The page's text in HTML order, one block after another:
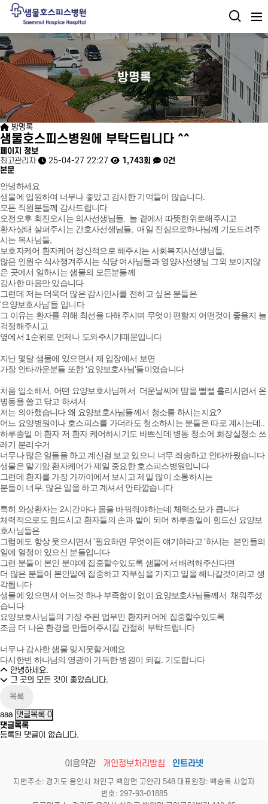
방명록
방명록
샘물호스피스병원에 부탁드립니다 ^^
페이지 정보
최고관리자
25-04-27 22:27 1,743회
0건
본문
안녕하세요
샘물에 입원하여 너무나 좋았고 감사한 기억들이 많습니다.
모든 직원분들께 감사드립니다
오전오후 회진오시는 의사선생님들, 늘 곁에서 따뜻한위로해주시고
환자상태 살펴주시는 간호사선생님들, 매일 진심으로하나님께 기도드려주
시는 목사님들,
보호자케어 환자케어 정신적으로 해주시는 사회복지사선생님들,
많은 인원수 식사챙겨주시는 식당 여사님들과 영양사선생님 그외 보이지않
은 곳에서 일하시는 샘물의 모든분들께
감사한 마음만 있습니다
그런데 저는 더욱더 많은 감사인사를 전하고 싶은 분들은
'요양보호사님'들 입니다
그 이유는 환자를 위해 최선을 다해주시며 무엇이 편할지 어떤것이 좋을지 늘
걱정해주시고
옆에서 1순위로 언제나 도와주시기때문입니다
지난 몇달 샘물에 있으면서 제 입장에서 보면
가장 안타까운분들 또한 '요양보호사님'들이였습니다
처음 입소해서. 어떤 요양보호사님께서 더운날씨에 땀을 뻘뻘 흘리시면서 온
병동을 쓸고 닦고 하셔서
저는 의아했습니다 왜 요양보호사님들께서 청소를 하시는지요?
어느 요양병원이나 호스피스를 가더라도 청소하시는 분들은 따로 계시는데..
하루종일 이 환자 저 환자 케어하시기도 바쁘신데 병동 청소에 화장실청소 쓰
레기 분리수거
너무나 많은 일들을 하고 계신걸 보고 있으니 너무 죄송하고 안타까웠습니다.
샘물은 말기암 환자케어가 제일 중요한 호스피스병원입니다
그런데 환자를 가장 가까이에서 보시고 제일 많이 소통하시는
분들이 너무. 많은 일을 하고 계셔서 안타깝습니다
특히 와상환자는 2시간마다 몸을 바꿔줘야하는데 체력소모가 큽니다
체력적으로도 힘드시고 환자들의 손과 발이 되어 하루종일이 힘드신 요양보
호사님들은
그럼에도 항상 웃으시면서 '필요하면 무엇이든 얘기하라고 '하시는 본인들의
일에 열정이 있으신 분들입니다
그런 분들이 본인 분야에 집중할수있도록 샘물에서 배려해주신다면
더 많은 분들이 본인일에 집중하고 자부심을 가지고 일을 해나갈것이라고 생
각됩니다
샘물에 있으면서 어느것 하나 부족함이 없이 요양보호사님들께서 채워주셨
습니다
요양보호사님들의 가장 주된 업무인 환자케어에 집중할수있도록
조금 더 나은 환경을 만들어주시길 간절히 부탁드립니다
너무나 감사한 샘물 잊지못할거예요
다시한번 하나님의 영광이 가득한 병원이 되길. 기도합니다
안녕하세요.
그 곳의 모든 것이 좋았습니다.
목록
aaa 댓글목록 0
댓글목록
등록된 댓글이 없습니다.
이용약관 개인정보처리방침 인트라넷
지번주소: 경기도 용인시 처인구 백암면 고안리 548 대표원장: 백승옥 사업자
번호: 297-93-01885